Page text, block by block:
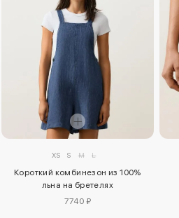
XS S M L
Короткий комбинезон из 100%
льна на бретелях
7740 ₽